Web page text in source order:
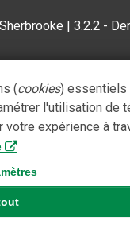
|3.2.2 -
(cookies) essentiels
l'utilisation de
expérience à